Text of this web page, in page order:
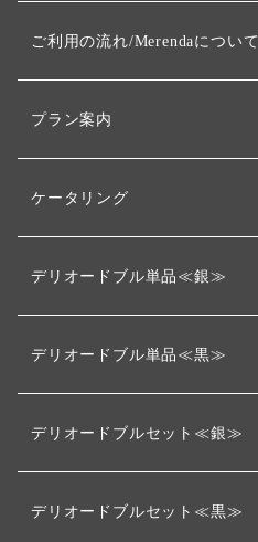
ご利用の流れ/Merendaについて
プラン案内
ケータリング
デリオードブル単品≪銀≫
デリオードブル単品≪黒≫
デリオードブルセット≪銀≫
デリオードブルセット≪黒≫